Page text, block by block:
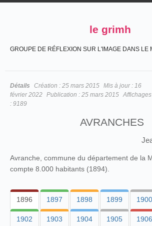
le grimh
GROUPE DE RÉFLEXION SUR L'IMAGE DANS LE
Détails Création : 25 mars 2015 Mis à jour : 16
février 2022 Publication : 25 mars 2015 Affichages
: 9189
AVRANCHES
Avranche, commune du département de la
compte 8.000 habitants (1894).
1896 1897 1898 1899 1900
1902 1903 1904 1905 1906